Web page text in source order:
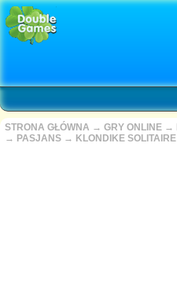
STRONA GŁÓWNA → GRY ONLINE →
→ PASJANS → KLONDIKE SOLITAIRE